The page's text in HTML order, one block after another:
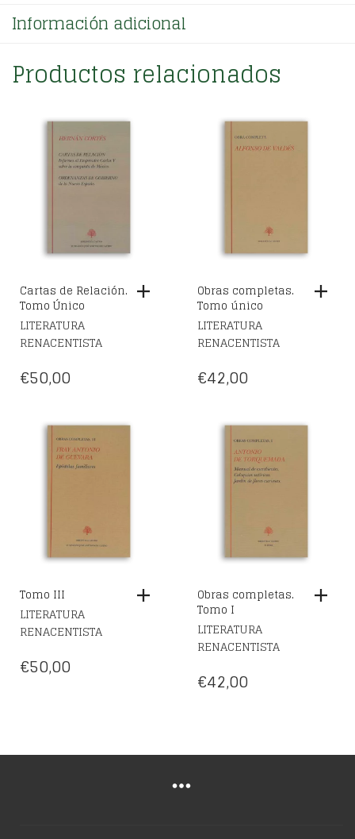
Información adicional
Productos relacionados
Cartas de Relación.
Tomo Único
LITERATURA
RENACENTISTA
€50,00
Obras completas.
Tomo único
LITERATURA
RENACENTISTA
€42,00
Tomo III
LITERATURA
RENACENTISTA
€50,00
Obras completas.
Tomo I
LITERATURA
RENACENTISTA
€42,00